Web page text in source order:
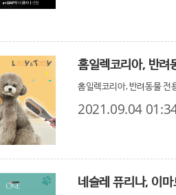
홈일렉코리아, 반려
홈일렉코리아, 반려동물 전
2021.09.04
네슬레 퓨리나, 이